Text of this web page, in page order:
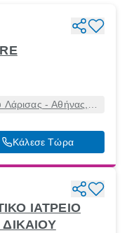
- Αθήνας,
41500
Κάλεσε Τώρα
ΙΑΤΡΕΙΟ